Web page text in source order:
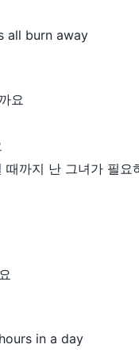
all burn away
요
까지 난 그녀가 필요
in a day